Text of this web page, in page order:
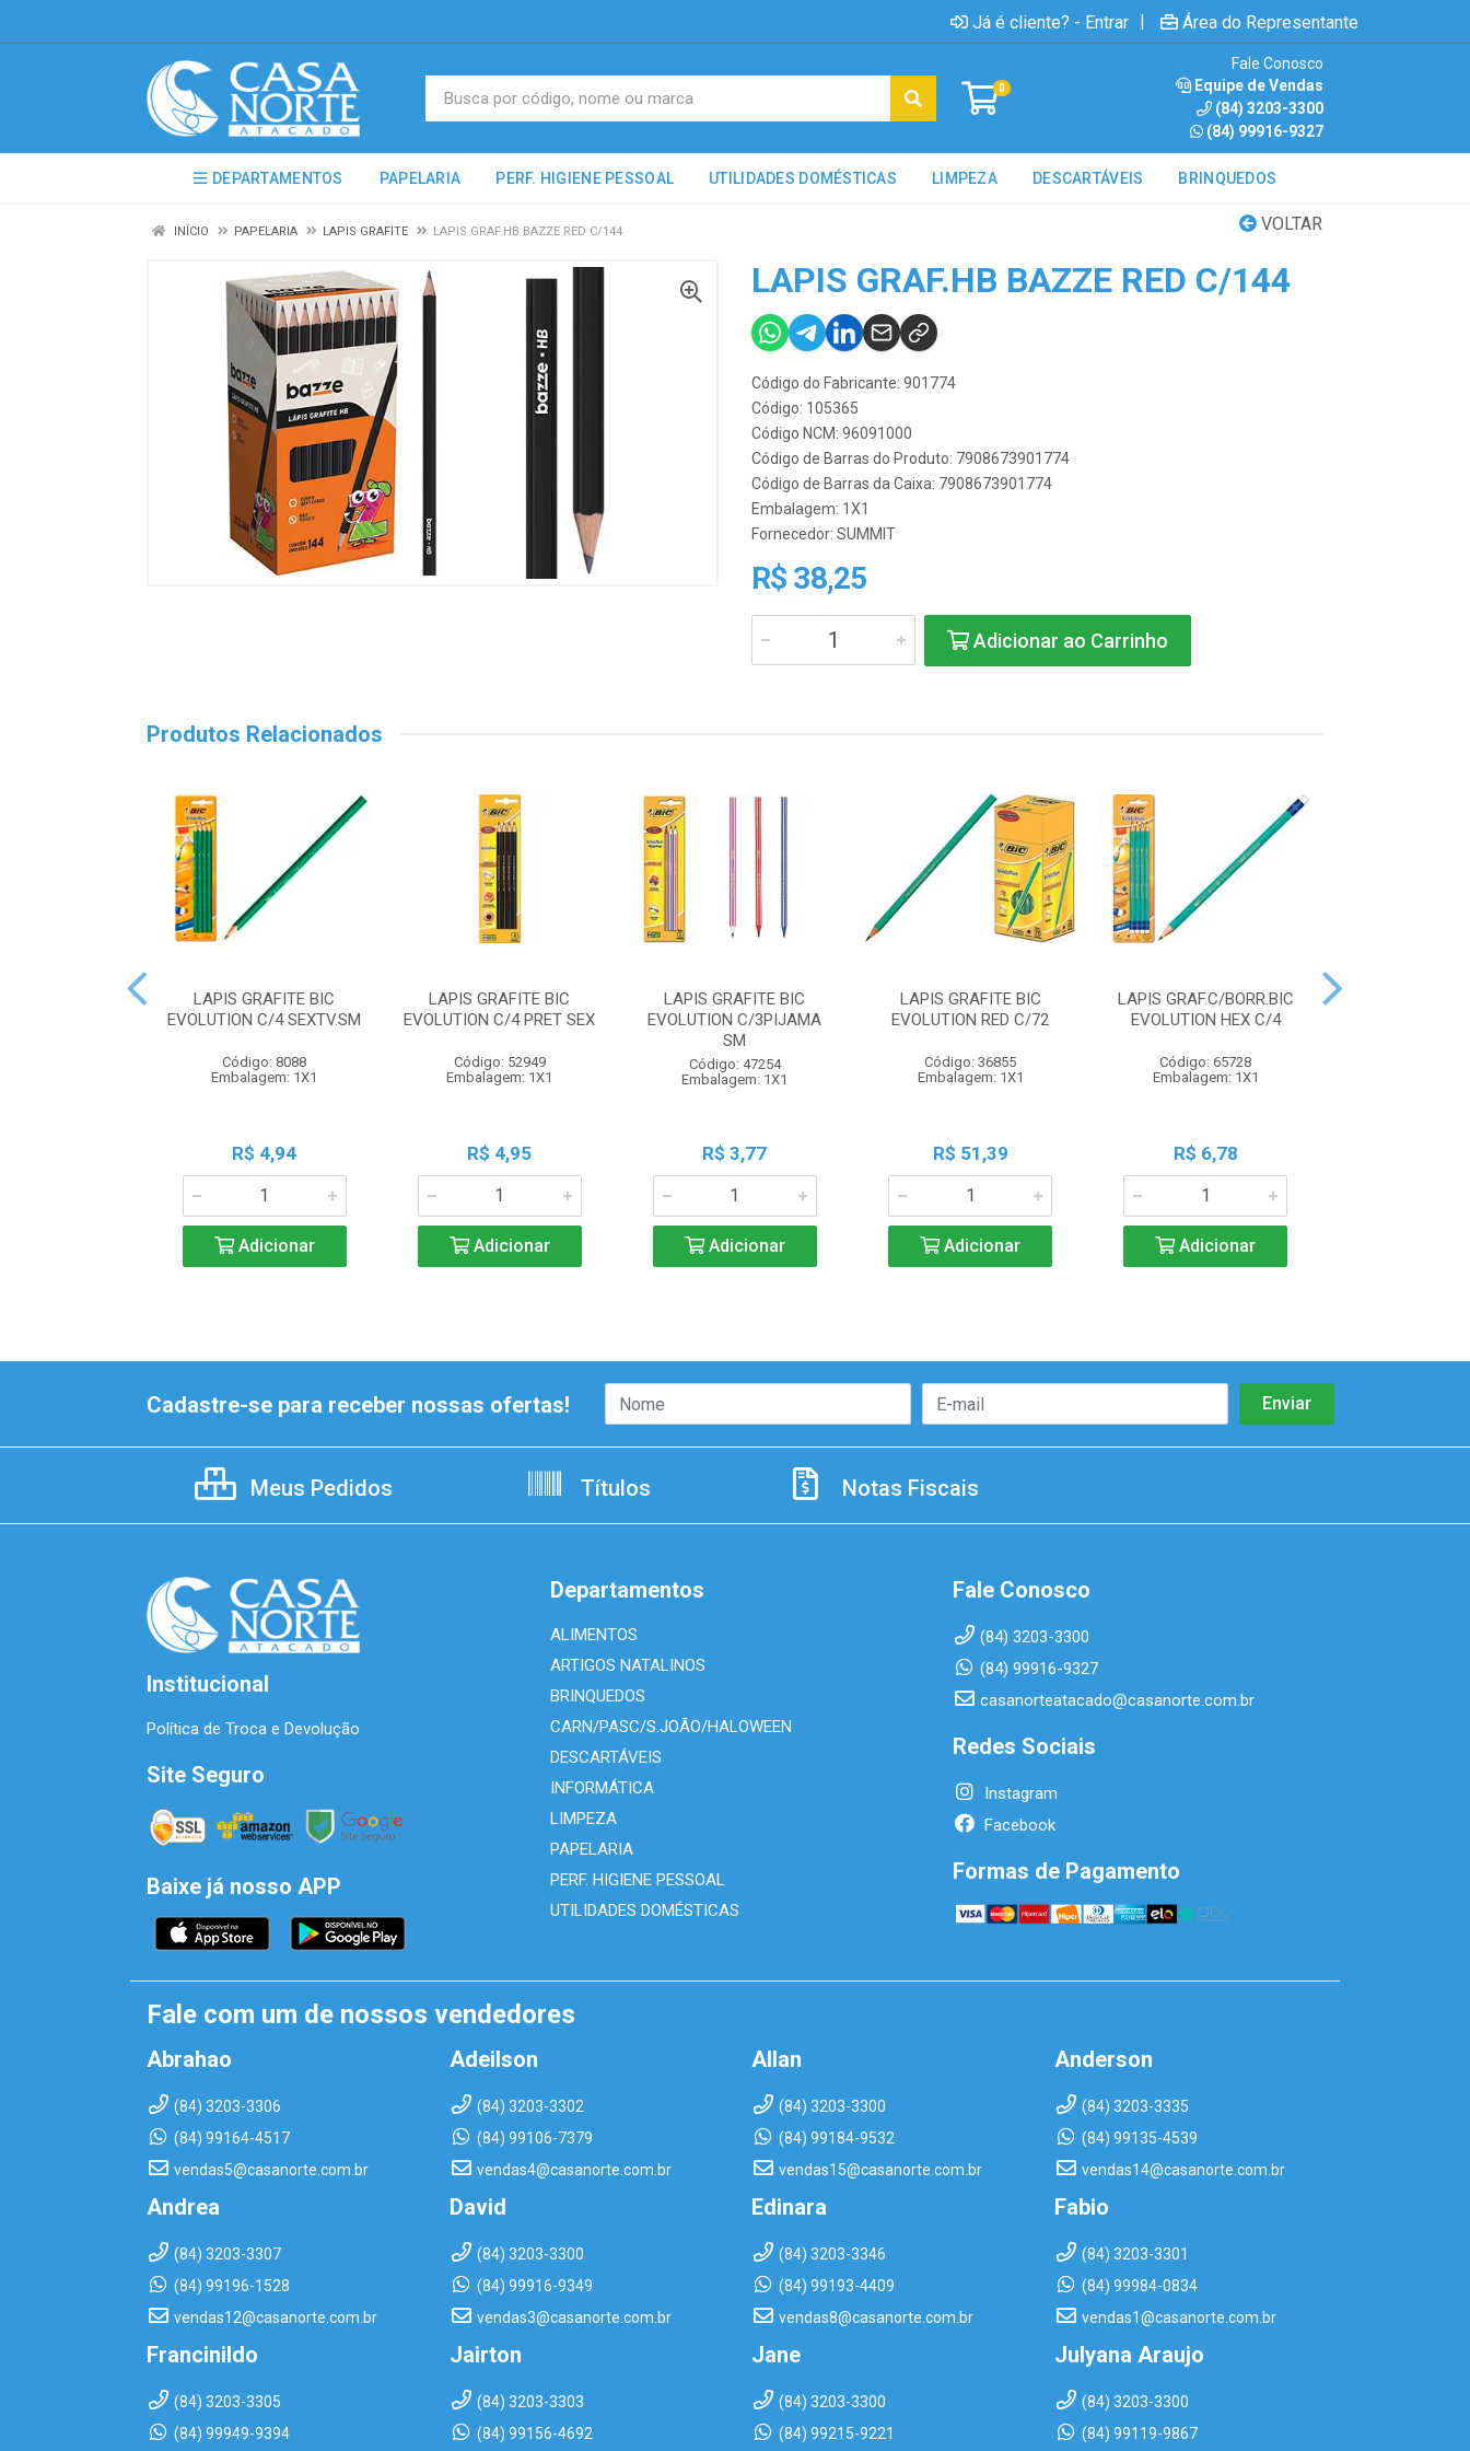
Já é cliente? - Entrar | Área do Representante
0
Fale Conosco
Equipe de Vendas
(84) 3203-3300
(84) 99916-9327
DEPARTAMENTOS PAPELARIA PERF. HIGIENE PESSOAL UTILIDADES DOMÉSTICAS LIMPEZA DESCARTÁVEIS BRINQUEDOS
VOLTAR
INÍCIO PAPELARIA LAPIS GRAFITE LAPIS GRAF.HB BAZZE RED C/144
LAPIS GRAF.HB BAZZE RED C/144
Código do Fabricante: 901774
Código: 105365
Código NCM: 96091000
Código de Barras do Produto: 7908673901774
Código de Barras da Caixa: 7908673901774
Embalagem: 1X1
Fornecedor: SUMMIT
R$ 38,25
Adicionar ao Carrinho
Produtos Relacionados
LAPIS GRAFITE BIC
EVOLUTION C/4 SEXTV.SM
Código: 8088
Embalagem: 1X1
R$ 4,94
Adicionar
LAPIS GRAFITE BIC
EVOLUTION C/4 PRET SEX
Código: 52949
Embalagem: 1X1
R$ 4,95
Adicionar
LAPIS GRAFITE BIC
EVOLUTION C/3PIJAMA
SM
Código: 47254
Embalagem: 1X1
R$ 3,77
Adicionar
LAPIS GRAFITE BIC
EVOLUTION RED C/72
Código: 36855
Embalagem: 1X1
R$ 51,39
Adicionar
LAPIS GRAF.C/BORR.BIC
EVOLUTION HEX C/4
Código: 65728
Embalagem: 1X1
R$ 6,78
Adicionar
Cadastre-se para receber nossas ofertas!
Meus Pedidos Títulos Notas Fiscais
Institucional
Política de Troca e Devolução
Site Seguro
Baixe já nosso APP
Departamentos
ALIMENTOS
ARTIGOS NATALINOS
BRINQUEDOS
CARN/PASC/S.JOÃO/HALOWEEN
DESCARTÁVEIS
INFORMÁTICA
LIMPEZA
PAPELARIA
PERF. HIGIENE PESSOAL
UTILIDADES DOMÉSTICAS
Fale Conosco
(84) 3203-3300
(84) 99916-9327
casanorteatacado@casanorte.com.br
Redes Sociais
Instagram
Facebook
Formas de Pagamento
Fale com um de nossos vendedores
Abrahao
(84) 3203-3306
(84) 99164-4517
vendas5@casanorte.com.br
Adeilson
(84) 3203-3302
(84) 99106-7379
vendas4@casanorte.com.br
Allan
(84) 3203-3300
(84) 99184-9532
vendas15@casanorte.com.br
Anderson
(84) 3203-3335
(84) 99135-4539
vendas14@casanorte.com.br
Andrea
(84) 3203-3307
(84) 99196-1528
vendas12@casanorte.com.br
David
(84) 3203-3300
(84) 99916-9349
vendas3@casanorte.com.br
Edinara
(84) 3203-3346
(84) 99193-4409
vendas8@casanorte.com.br
Fabio
(84) 3203-3301
(84) 99984-0834
vendas1@casanorte.com.br
Francinildo
(84) 3203-3305
(84) 99949-9394
Jairton
(84) 3203-3303
(84) 99156-4692
Jane
(84) 3203-3300
(84) 99215-9221
Julyana Araujo
(84) 3203-3300
(84) 99119-9867